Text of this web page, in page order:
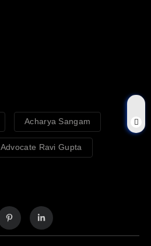
Acharya Sangam
Advocate Ravi Gupta